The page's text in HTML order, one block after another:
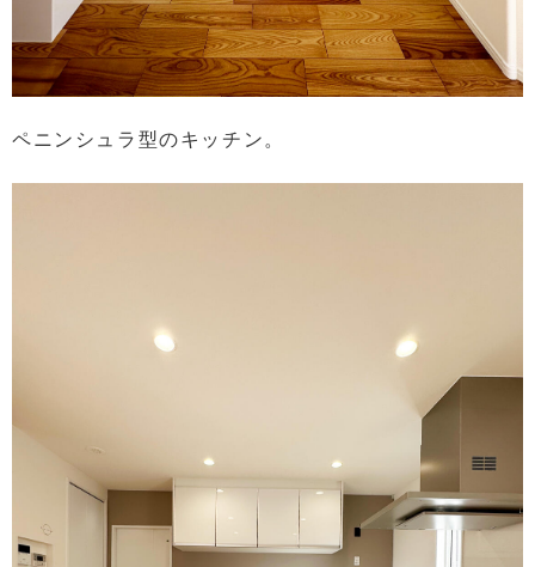
ペニンシュラ型のキッチン。